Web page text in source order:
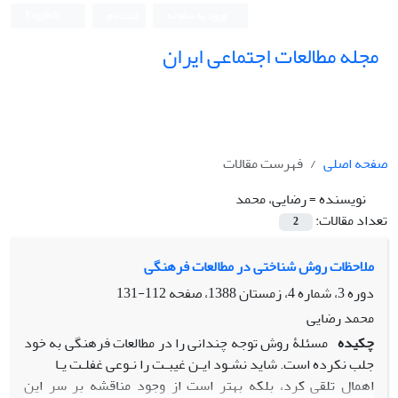
مجله مطالعات اجتماعی ایران
صفحه اصلی
فهرست مقالات
نویسنده =رضایی، محمد
تعداد مقالات:
2
ملاحظات روش شناختی در مطالعات فرهنگی
دوره 3، شماره 4، زمستان 1388، صفحه
112-131
محمد رضایی
چکیده مسئلۀ روش توجه چندانی را در مطالعات فرهنگی به خود
جلب نکرده است. شاید نشـود ایـن غیبـت را نـوعی غفلـت یـا
اهمال تلقی کرد، بلکه بهتر است از وجود مناقشه بر سر این